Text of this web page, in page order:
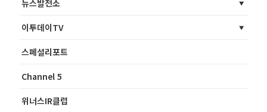
뉴스발전소
이투데이TV
스페셜리포트
Channel 5
위너스IR클럽